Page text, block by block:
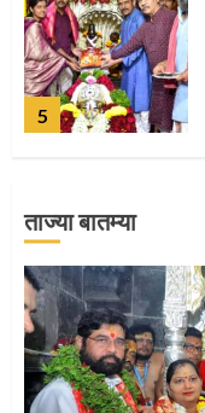
5
1
ताज्या बातम्या